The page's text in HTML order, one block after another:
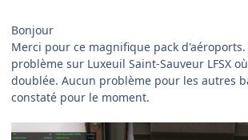
Bonjour
Merci pour ce magnifique pack d'aéroports.
problème sur Luxeuil Saint-Sauveur LFSX
doublée. Aucun problème pour les autres
constaté pour le moment.